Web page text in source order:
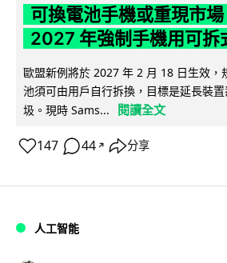
可換電池手機或重現市
2027 年強制手機用可拆
歐盟新例將於 2027 年 2 月 18 日生效，
池須可由用戶自行拆換，目標是延長裝
圾。現時 Sams...
閱讀全文
147 44 ↗ 分享
人工智能